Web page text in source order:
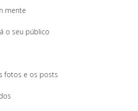
mente
o seu público
fotos e os posts